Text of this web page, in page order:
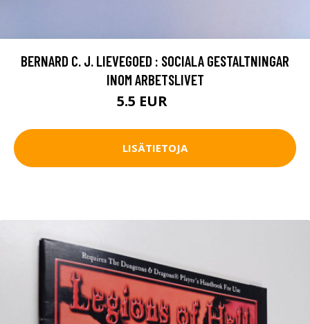
BERNARD C. J. LIEVEGOED : SOCIALA GESTALTNINGAR
INOM ARBETSLIVET
5.5 EUR
LISÄTIETOJA